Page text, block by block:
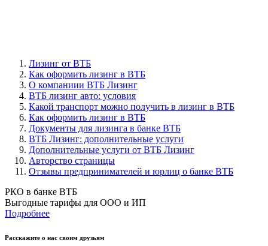
Лизинг от ВТБ
Как оформить лизинг в ВТБ
О компаниии ВТБ Лизинг
ВТБ лизинг авто: условия
Какой транспорт можно получить в лизинг в ВТБ
Как оформить лизинг в ВТБ
Документы для лизинга в банке ВТБ
ВТБ Лизинг: дополнительные услуги
Дополнительные услуги от ВТБ Лизинг
Авторство страницы
Отзывы предпринимателей и юрлиц о банке ВТБ
РКО в банке ВТБ
Выгодные тарифы для ООО и ИП
Подробнее
Расскажите о нас своим друзьям